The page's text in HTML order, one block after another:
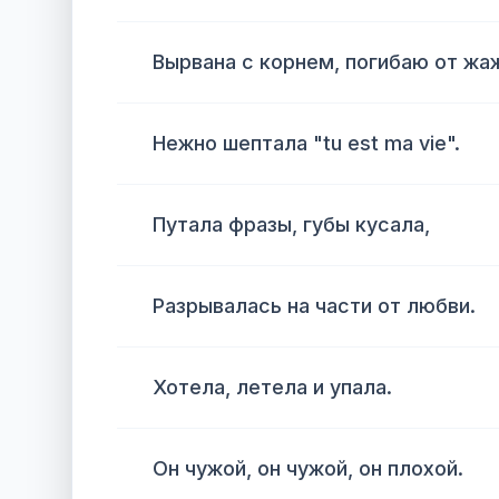
Вырвана с корнем, погибаю от
Нежно шептала "tu est ma vie".
Путала фразы, губы кусала,
Разрывалась на части от любви.
Хотела, летела и упала.
Он чужой, он чужой, он плохой.